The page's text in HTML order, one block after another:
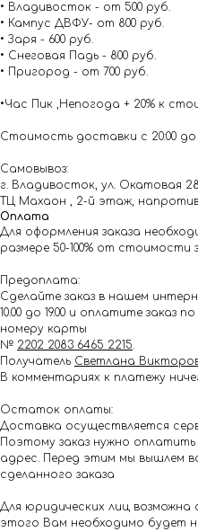
• Владивосток - от 500 руб.
• Кампус ДВФУ- от 800 руб.
• Заря - 600 руб.
• Снеговая Падь - 800 руб.
• Пригород - от 700 руб.
•Час Пик ,Непогода + 20% к
Стоимость доставки с 20:00 до
Самовывоз:
г. Владивосток, ул. Окатовая
ТЦ Махаон , 2-й этаж,
Оплата
Для оформления заказа
размере 50-100% от стоимости
Предоплата:
Сделайте заказ в нашем
10.00 до 19.00 и оплатите заказ
номеру карты
№ 2202 2083 6465 2215.
Получатель Светлана
В комментариях к платежу
Остаток оплаты:
Доставка осуществляется
Поэтому заказ нужно
адрес. Перед этим мы вышлем
сделанного заказа
Для юридических лиц
этого Вам необходимо будет